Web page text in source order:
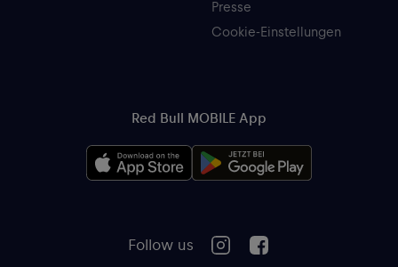
Presse
Cookie-Einstellungen
Follow us
Red Bull MOBILE App